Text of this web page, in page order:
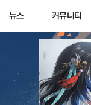
뉴스 커뮤니티